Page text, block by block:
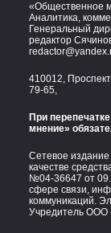
«Общественное
Аналитика,
Генеральный
редактор
410012,
79-65,
При
мнение»
Сетевое
качестве
№04-36647 от
сфере связи,
коммуникаций.
Учредитель